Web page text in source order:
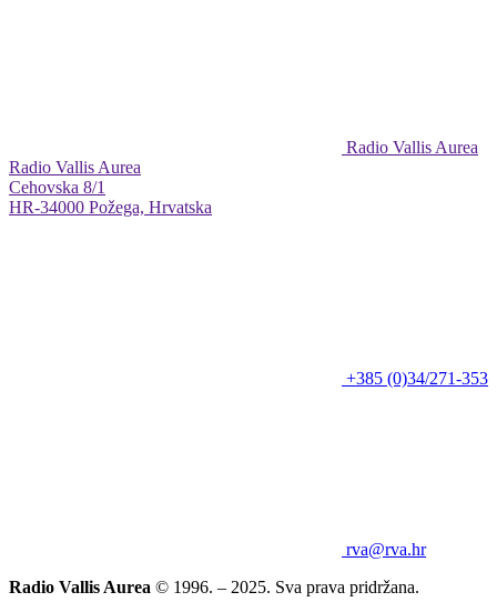
Radio Vallis Aurea
Radio Vallis Aurea
Cehovska 8/1
HR-34000 Požega, Hrvatska
+385 (0)34/271-353
rva@rva.hr
Radio Vallis Aurea © 1996. – 2025. Sva prava pridržana.